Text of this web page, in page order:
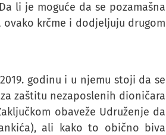
li je moguće da se pozamašna
krčme i dodjeljuju drugom
godinu i u njemu stoji da se
zaštitu nezaposlenih dioničara
obaveže Udruženje da
ali kako to obično biva